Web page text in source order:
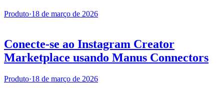
Produto·18 de março de 2026
Conecte-se ao Instagram Creator
Marketplace usando Manus Connectors
Produto·18 de março de 2026